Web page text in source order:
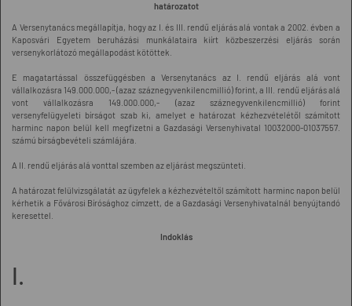
határozatot
A Versenytanács megállapítja, hogy az I. és III. rendű eljárás alá vontak a 2002. évben a
Kaposvári Egyetem beruházási munkálataira kiírt közbeszerzési eljárás során
versenykorlátozó megállapodást kötöttek.
E magatartással összefüggésben a Versenytanács az I. rendű eljárás alá vont
vállalkozásra 149.000.000,- (azaz száznegyvenkilencmillió) forint, a III. rendű eljárás alá
vont vállalkozásra 149.000.000,- (azaz száznegyvenkilencmillió) forint
versenyfelügyeleti bírságot szab ki, amelyet e határozat kézhezvételétől számított
harminc napon belül kell megfizetni a Gazdasági Versenyhivatal 10032000-01037557.
számú bírságbevételi számlájára.
A II. rendű eljárás alá vonttal szemben az eljárást megszünteti.
A határozat felülvizsgálatát az ügyfelek a kézhezvételtől számított harminc napon belül
kérhetik a Fővárosi Bírósághoz címzett, de a Gazdasági Versenyhivatalnál benyújtandó
keresettel.
Indoklás
I.